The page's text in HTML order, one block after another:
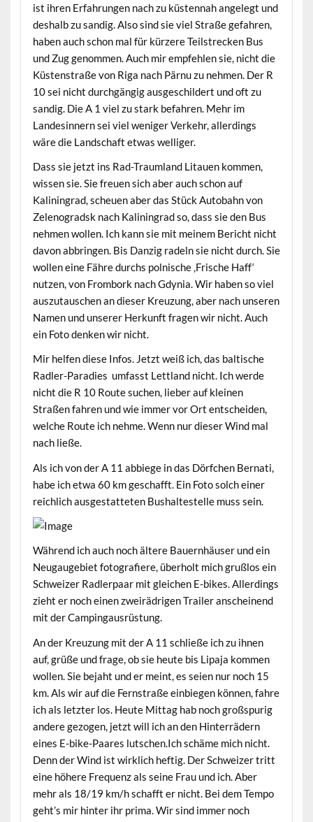
ist ihren Erfahrungen nach zu küstennah angelegt und
deshalb zu sandig. Also sind sie viel Straße gefahren,
haben auch schon mal für kürzere Teilstrecken Bus
und Zug genommen. Auch mir empfehlen sie, nicht die
Küstenstraße von Riga nach Pärnu zu nehmen. Der R
10 sei nicht durchgängig ausgeschildert und oft zu
sandig. Die A 1 viel zu stark befahren. Mehr im
Landesinnern sei viel weniger Verkehr, allerdings
wäre die Landschaft etwas welliger.
Dass sie jetzt ins Rad-Traumland Litauen kommen,
wissen sie. Sie freuen sich aber auch schon auf
Kaliningrad, scheuen aber das Stück Autobahn von
Zelenogradsk nach Kaliningrad so, dass sie den Bus
nehmen wollen. Ich kann sie mit meinem Bericht nicht
davon abbringen. Bis Danzig radeln sie nicht durch. Sie
wollen eine Fähre durchs polnische ‚Frische Haff‘
nutzen, von Frombork nach Gdynia. Wir haben so viel
auszutauschen an dieser Kreuzung, aber nach unseren
Namen und unserer Herkunft fragen wir nicht. Auch
ein Foto denken wir nicht.
Mir helfen diese Infos. Jetzt weiß ich, das baltische
Radler-Paradies umfasst Lettland nicht. Ich werde
nicht die R 10 Route suchen, lieber auf kleinen
Straßen fahren und wie immer vor Ort entscheiden,
welche Route ich nehme. Wenn nur dieser Wind mal
nach ließe.
Als ich von der A 11 abbiege in das Dörfchen Bernati,
habe ich etwa 60 km geschafft. Ein Foto solch einer
reichlich ausgestatteten Bushaltestelle muss sein.
Während ich auch noch ältere Bauernhäuser und ein
Neugaugebiet fotografiere, überholt mich grußlos ein
Schweizer Radlerpaar mit gleichen E-bikes. Allerdings
zieht er noch einen zweirädrigen Trailer anscheinend
mit der Campingausrüstung.
An der Kreuzung mit der A 11 schließe ich zu ihnen
auf, grüße und frage, ob sie heute bis Lipaja kommen
wollen. Sie bejaht und er meint, es seien nur noch 15
km. Als wir auf die Fernstraße einbiegen können, fahre
ich als letzter los. Heute Mittag hab noch großspurig
andere gezogen, jetzt will ich an den Hinterrädern
eines E-bike-Paares lutschen.Ich schäme mich nicht.
Denn der Wind ist wirklich heftig. Der Schweizer tritt
eine höhere Frequenz als seine Frau und ich. Aber
mehr als 18/19 km/h schafft er nicht. Bei dem Tempo
geht’s mir hinter ihr prima. Wir sind immer noch